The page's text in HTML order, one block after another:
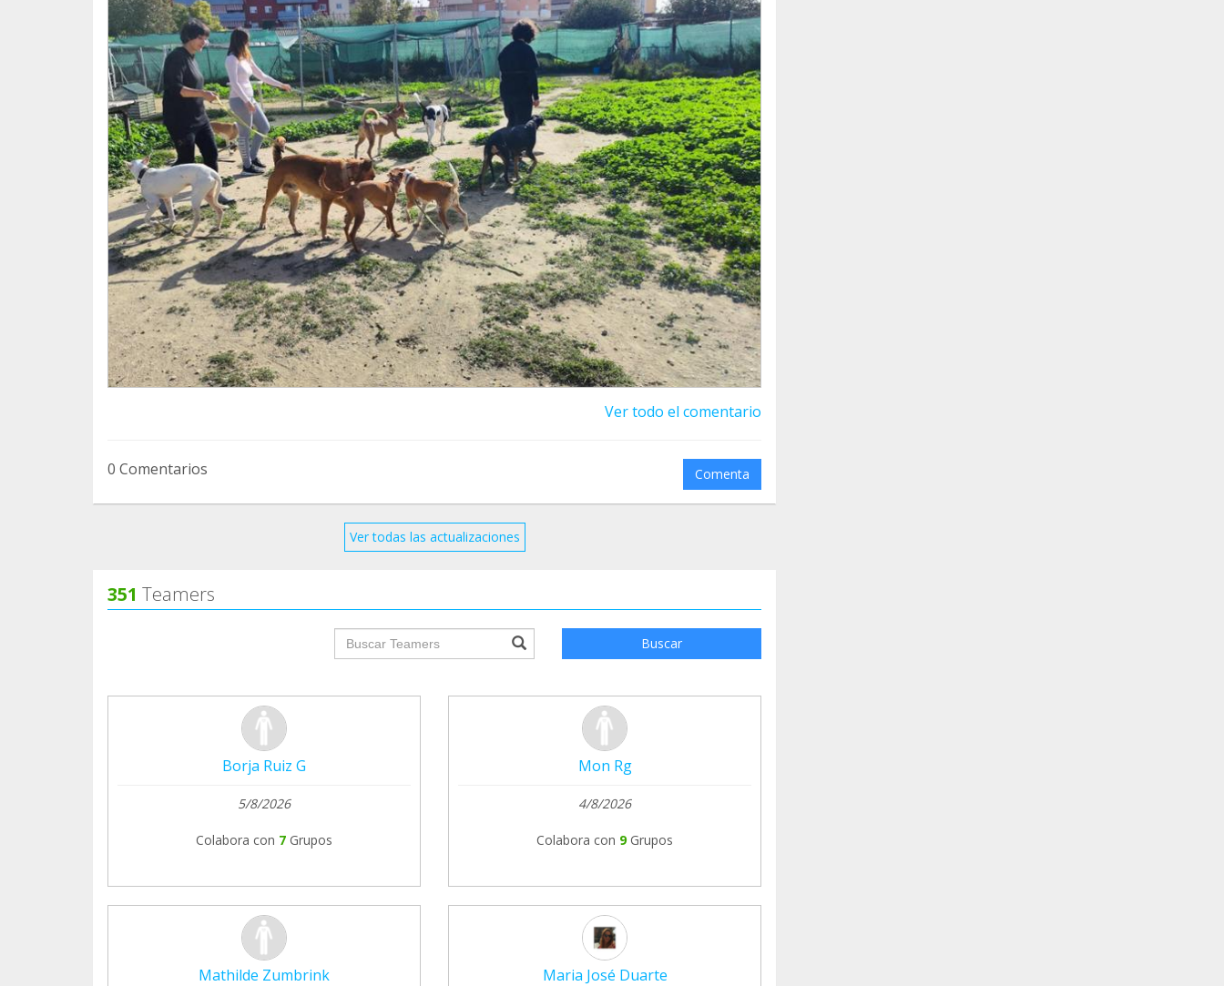
Ver todo el comentario
0 Comentarios Comenta
Ver todas las actualizaciones
351 Teamers
groupProfile.searchForm.search.text??? Buscar
Borja Ruiz G
5/8/2026
Colabora con 7 Grupos
Mon Rg
4/8/2026
Colabora con 9 Grupos
Mathilde Zumbrink Maria José Duarte